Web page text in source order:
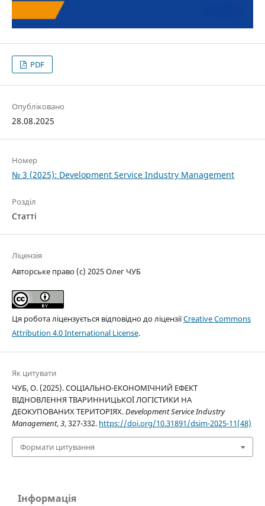
PDF
Опубліковано
28.08.2025
Номер
№ 3 (2025): Development Service Industry Management
Розділ
Статті
Ліцензія
Авторське право (c) 2025 Олег ЧУБ
Ця робота ліцензується відповідно до ліцензіїCreative Commons
Attribution 4.0 International License.
Як цитувати
ЧУБ, О. (2025). СОЦІАЛЬНО-ЕКОНОМІЧНИЙ ЕФЕКТ
ВІДНОВЛЕННЯ ТВАРИННИЦЬКОЇ ЛОГІСТИКИ НА
ДЕОКУПОВАНИХ ТЕРИТОРІЯХ.Development Service Industry
Management,3, 327-332. https://doi.org/10.31891/dsim-2025-11(48)
Формати цитування
Інформація